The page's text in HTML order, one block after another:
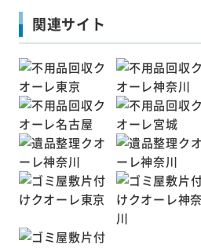
関連サイト